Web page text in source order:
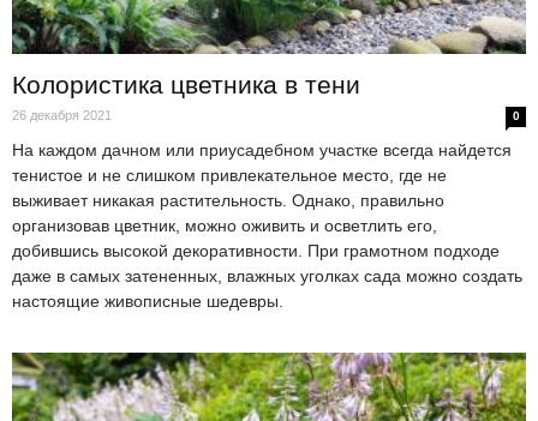
Колористика цветника в тени
26 декабря 2021 0
На каждом дачном или приусадебном участке всегда найдется
тенистое и не слишком привлекательное место, где не
выживает никакая растительность. Однако, правильно
организовав цветник, можно оживить и осветлить его,
добившись высокой декоративности. При грамотном подходе
даже в самых затененных, влажных уголках сада можно создать
настоящие живописные шедевры.